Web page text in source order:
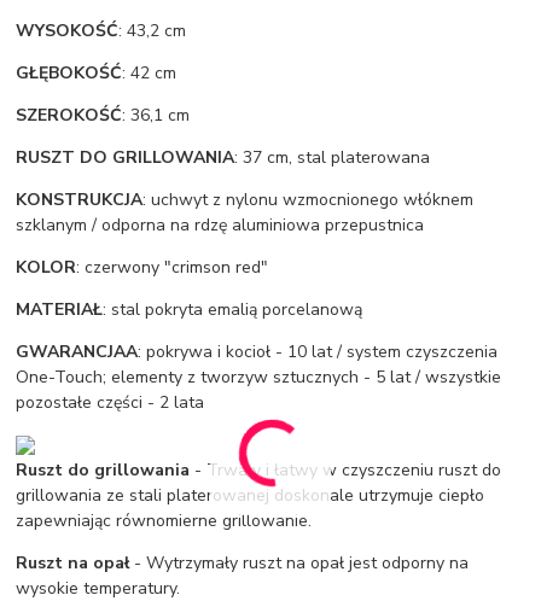
WYSOKOŚĆ: 43,2 cm
GŁĘBOKOŚĆ: 42 cm
SZEROKOŚĆ: 36,1 cm
RUSZT DO GRILLOWANIA: 37 cm, stal platerowana
KONSTRUKCJA: uchwyt z nylonu wzmocnionego włóknem
szklanym / odporna na rdzę aluminiowa przepustnica
KOLOR: czerwony "crimson red"
MATERIAŁ: stal pokryta emalią porcelanową
GWARANCJAA: pokrywa i kocioł - 10 lat / system czyszczenia
One-Touch; elementy z tworzyw sztucznych - 5 lat / wszystkie
pozostałe części - 2 lata
Ruszt do grillowania - Trwały i łatwy w czyszczeniu ruszt do
grillowania ze stali platerowanej doskonale utrzymuje ciepło
zapewniając równomierne grillowanie.
Ruszt na opał - Wytrzymały ruszt na opał jest odporny na
wysokie temperatury.